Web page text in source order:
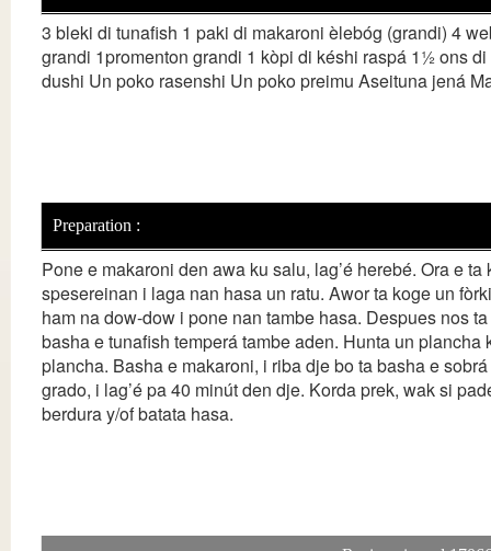
3 bleki di tunafish 1 paki di makaroni èlebóg (grandi) 4
grandi 1promenton grandi 1 kòpi di késhi raspá 1½ ons
dushi Un poko rasenshi Un poko preimu Aseituna jená
Preparation :
Pone e makaroni den awa ku salu, lag’é herebé. Ora e
spesereinan i laga nan hasa un ratu. Awor ta koge un
ham na dow-dow i pone nan tambe hasa. Despues nos
basha e tunafish temperá tambe aden. Hunta un
plancha. Basha e makaroni, i riba dje bo ta basha e
grado, i lag’é pa 40 minút den dje. Korda prek, wak si
berdura y/of batata hasa.